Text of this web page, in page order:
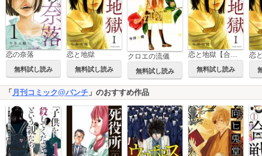
恋の奈落
無料試し読み
恋と地獄
無料試し読み
クロエの流儀
無料試し読み
恋と地獄【合冊版】
無料試し読み
「 月刊コミック@バンチ 」のおすすめ作品